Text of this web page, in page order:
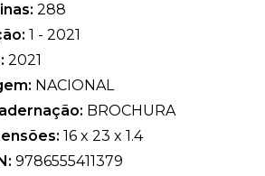
288
1 - 2021
2021
NACIONAL
BROCHURA
16 x 23 x 1.4
9786555411379